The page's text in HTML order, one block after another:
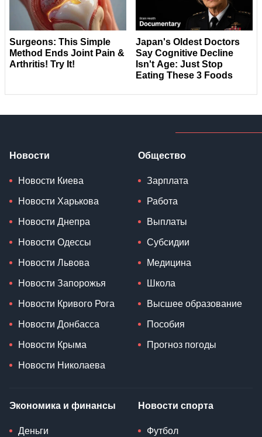
Новости
Новости Киева
Новости Харькова
Новости Днепра
Новости Одессы
Новости Львова
Новости Запорожья
Новости Кривого Рога
Новости Донбасса
Новости Крыма
Новости Николаева
Общество
Зарплата
Работа
Выплаты
Субсидии
Медицина
Школа
Высшее образование
Пособия
Прогноз погоды
Экономика и финансы
Деньги
Новости спорта
Футбол